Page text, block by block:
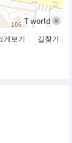
게보기 길찾기